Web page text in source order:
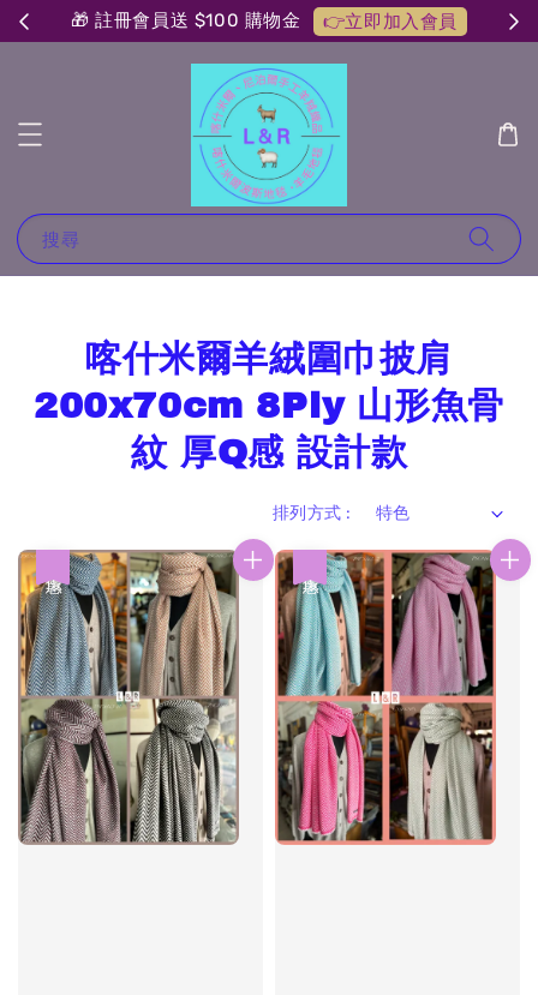
🎁 註冊會員送 $100 購物金 👉立即加入會員
搜尋
喀什米爾羊絨圍巾披肩
200x70cm 8Ply 山形魚骨
紋 厚Q感 設計款
排列方式 :